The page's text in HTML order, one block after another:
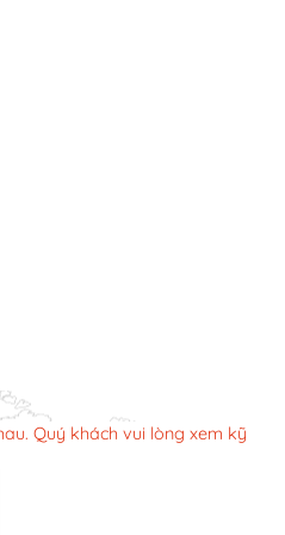
Quý khách vui lòng xem kỹ